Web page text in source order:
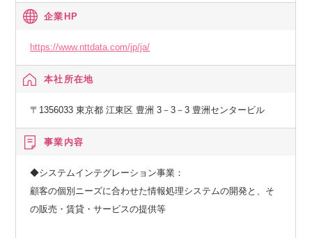
企業HP
https://www.nttdata.com/jp/ja/
本社所在地
〒1356033 東京都 江東区 豊洲 3－3－3 豊洲センタービル
事業内容
◆システムインテグレーション事業：
顧客の個別ニーズに合わせた情報処理システムの開発と、そ
の販売・賃貸・サービスの提供等